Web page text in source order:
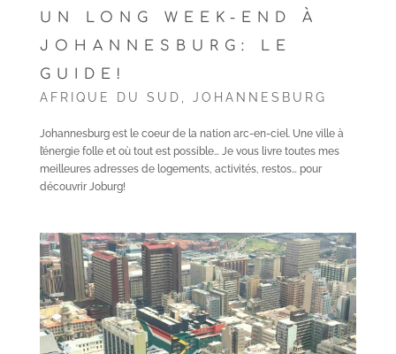
UN LONG WEEK-END À
JOHANNESBURG: LE
GUIDE!
AFRIQUE DU SUD JOHANNESBURG
Johannesburg est le coeur de la nation arc-en-ciel. Une ville à
l’énergie folle et où tout est possible… Je vous livre toutes mes
meilleures adresses de logements, activités, restos… pour
découvrir Joburg!